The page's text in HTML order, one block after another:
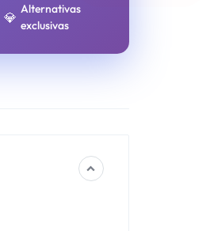
💎
Alternativas
exclusivas